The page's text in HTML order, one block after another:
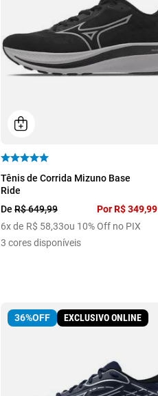
39
Tênis de Corrida Mizuno Base
Ride
De R$649,99 PorR$349,99
6x de R$ 58,33ou 10% Off no PIX
3 cores disponíveis
36%OFF EXCLUSIVO ONLINE